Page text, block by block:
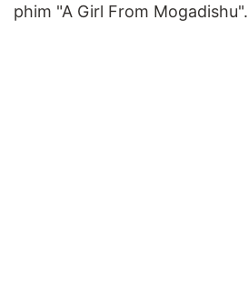
phim "A Girl From Mogadishu".